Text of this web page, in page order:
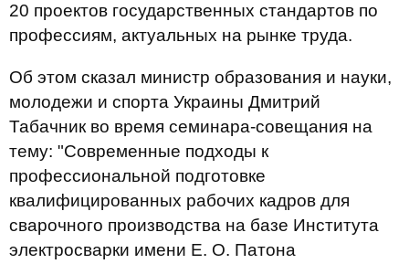
20 проектов государственных стандартов по
профессиям, актуальных на рынке труда.
Об этом сказал министр образования и науки,
молодежи и спорта Украины Дмитрий
Табачник во время семинара-совещания на
тему: "Современные подходы к
профессиональной подготовке
квалифицированных рабочих кадров для
сварочного производства на базе Института
электросварки имени Е. О. Патона